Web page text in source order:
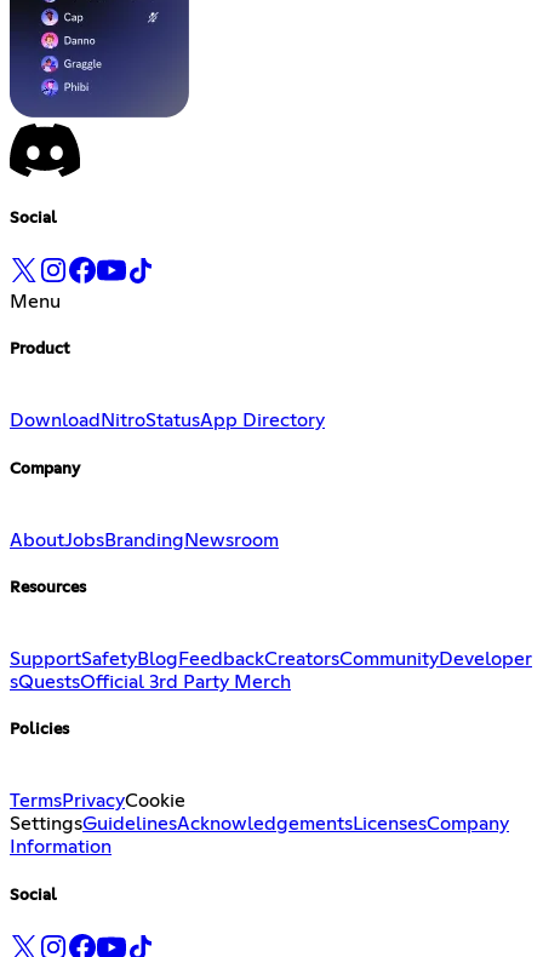
Social
Menu
Product
Download NitroStatusApp Directory
Company
AboutJobsBranding Newsroom
Resources
SupportSafetyBlog FeedbackCreatorsCommunityDeveloper
sQuestsOfficial 3rd Party Merch
Policies
TermsPrivacyCookie
SettingsGuidelinesAcknowledgementsLicensesCompany
Information
Social